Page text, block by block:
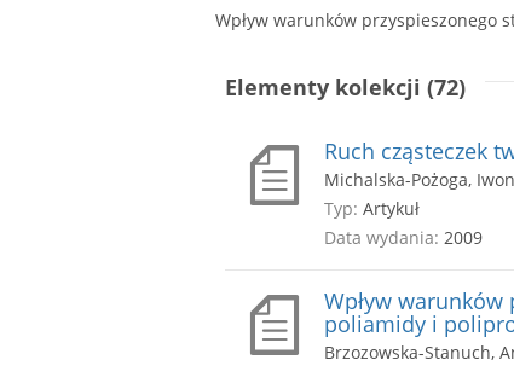
Wpływ warunków
Elementy kolekcji (72)
Ruch cząsteczek
Michalska-Pożoga,
Typ: Artykuł
Data wydania: 2009
Wpływ
poliamidy i
Brzozowska-Stanuch,